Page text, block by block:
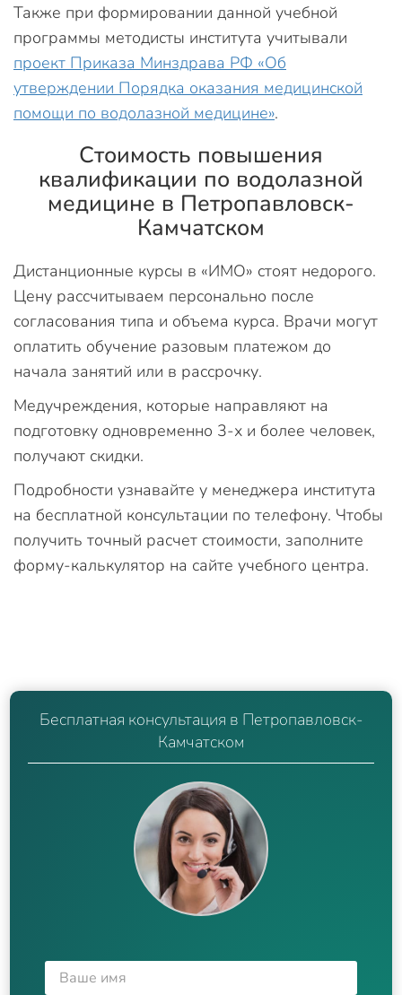
Также при формировании данной учебной
программы методисты института учитывали
проект Приказа Минздрава РФ «Об
утверждении Порядка оказания медицинской
помощи по водолазной медицине».
Стоимость повышения
квалификации по водолазной
медицине в Петропавловск-
Камчатском
Дистанционные курсы в «ИМО» стоят недорого.
Цену рассчитываем персонально после
согласования типа и объема курса. Врачи могут
оплатить обучение разовым платежом до
начала занятий или в рассрочку.
Медучреждения, которые направляют на
подготовку одновременно 3-х и более человек,
получают скидки.
Подробности узнавайте у менеджера института
на бесплатной консультации по телефону. Чтобы
получить точный расчет стоимости, заполните
форму-калькулятор на сайте учебного центра.
Бесплатная консультация в Петропавловск-
Камчатском